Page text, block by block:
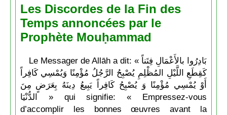
Les Discordes de la Fin des
Temps annoncées par le
Prophète Mouḥammad
Le Messager de Allāh a dit: « بَادِرُوا بالأَعْمَالِ فِتَناً
كَقِطَعِ اللَّيْلِ المُظْلِمِ يُصْبِحُ الرَّجُلُ مُؤْمِنًا وَيُمْسِي كَافِراً
أَوْ يُمْسِي مُؤْمِنًا وَ يُصْبِحُ كَافِراً يَبِيعُ دِينَهُ بِعَرَضٍ مِنَ
الدُّنْيَا » qui signifie: « Empressez-vous
d’accomplir les bonnes œuvres avant la